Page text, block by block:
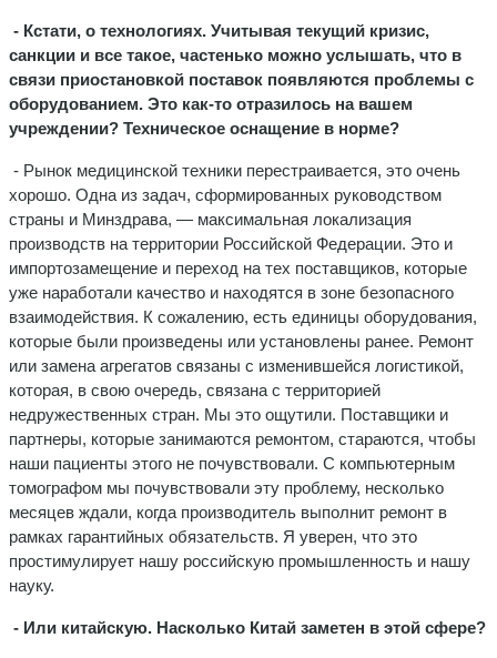
- Кстати, о технологиях. Учитывая текущий кризис,
санкции и все такое, частенько можно услышать, что в
связи приостановкой поставок появляются проблемы с
оборудованием. Это как-то отразилось на вашем
учреждении? Техническое оснащение в норме?
- Рынок медицинской техники перестраивается, это очень
хорошо. Одна из задач, сформированных руководством
страны и Минздрава, — максимальная локализация
производств на территории Российской Федерации. Это и
импортозамещение и переход на тех поставщиков, которые
уже наработали качество и находятся в зоне безопасного
взаимодействия. К сожалению, есть единицы оборудования,
которые были произведены или установлены ранее. Ремонт
или замена агрегатов связаны с изменившейся логистикой,
которая, в свою очередь, связана с территорией
недружественных стран. Мы это ощутили. Поставщики и
партнеры, которые занимаются ремонтом, стараются, чтобы
наши пациенты этого не почувствовали. С компьютерным
томографом мы почувствовали эту проблему, несколько
месяцев ждали, когда производитель выполнит ремонт в
рамках гарантийных обязательств. Я уверен, что это
простимулирует нашу российскую промышленность и нашу
науку.
- Или китайскую. Насколько Китай заметен в этой сфере?